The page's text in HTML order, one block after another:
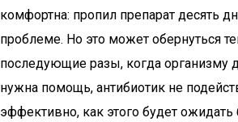
комфортна: пропил препарат десять
проблеме. Но это может обернуться
последующие разы, когда организму
нужна помощь, антибиотик не
эффективно, как этого будет